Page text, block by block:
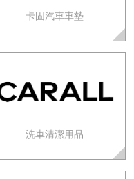
卡固汽車車墊
洗車清潔用品